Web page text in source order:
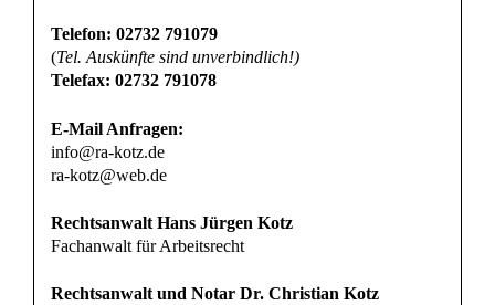
Telefon: 02732 791079
(Tel. Auskünfte sind unverbindlich!)
Telefax: 02732 791078
E-Mail Anfragen:
info@ra-kotz.de
ra-kotz@web.de
Rechtsanwalt Hans Jürgen Kotz
Fachanwalt für Arbeitsrecht
Rechtsanwalt und Notar Dr. Christian Kotz